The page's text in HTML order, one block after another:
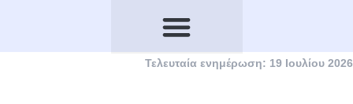
Τελευταία ενημέρωση: 19 Ιουλίου 2026